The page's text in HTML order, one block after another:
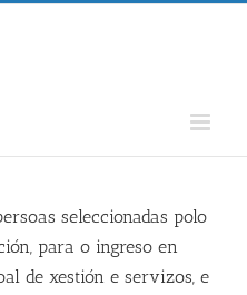
seleccionadas polo
para o ingreso en
de xestión e servizos, e